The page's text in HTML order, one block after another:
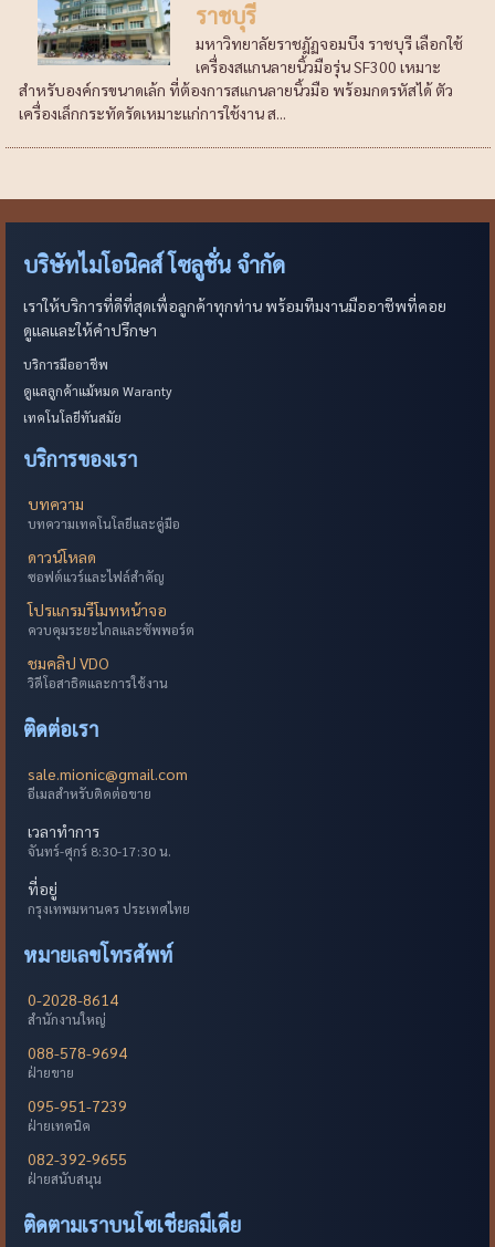
ราชบุรี
มหาวิทยาลัยราชฎัฏจอมบึง ราชบุรี เลือกใช้
เครื่องสแกนลายนิ้วมือรุ่น SF300 เหมาะ
สำหรับองค์กรขนาดเล้ก ที่ต้องการสแกนลายนิ้วมือ พร้อมกดรหัสได้ ตัว
เครื่องเล็กกระทัดรัดเหมาะแก่การใช้งาน ส...
บริษัทไมโอนิคส์ โซลูชั่น จำกัด
เราให้บริการที่ดีที่สุดเพื่อลูกค้าทุกท่าน พร้อมทีมงานมืออาชีพที่คอย
ดูแลและให้คำปรึกษา
บริการมืออาชีพ
ดูแลลูกค้าแม้หมด Waranty
เทคโนโลยีทันสมัย
บริการของเรา
บทความ
บทความเทคโนโลยีและคู่มือ
ดาวน์โหลด
ซอฟต์แวร์และไฟล์สำคัญ
โปรแกรมรีโมทหน้าจอ
ควบคุมระยะไกลและซัพพอร์ต
ชมคลิป VDO
วิดีโอสาธิตและการใช้งาน
ติดต่อเรา
sale.mionic@gmail.com
อีเมลสำหรับติดต่อขาย
เวลาทำการ
จันทร์-ศุกร์ 8:30-17:30 น.
ที่อยู่
กรุงเทพมหานคร ประเทศไทย
หมายเลขโทรศัพท์
0-2028-8614
สำนักงานใหญ่
088-578-9694
ฝ่ายขาย
095-951-7239
ฝ่ายเทคนิค
082-392-9655
ฝ่ายสนับสนุน
ติดตามเราบนโซเชียลมีเดีย